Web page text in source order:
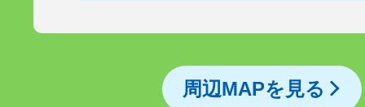
周辺MAPを見る